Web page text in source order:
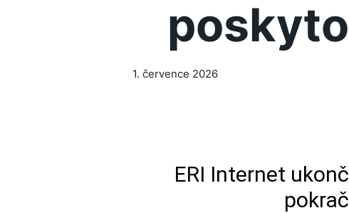
1. července 2026
ERI Internet